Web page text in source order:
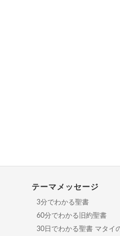
テーマメッセージ
3分でわかる聖書
60分でわかる旧約聖書
30日でわかる聖書 マタイ